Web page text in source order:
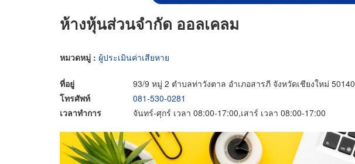
ห้างหุ้นส่วนจำกัด ออลเคลม
หมวดหมู่ : ผู้ประเมินค่าเสียหาย
ที่อยู่
93/9 หมู่ 2 ตำบลท่าวังตาล อำเภอสารภี จังหวัดเชียงใหม่ 50140
โทรศัพท์
081-530-0281
เวลาทำการ
จันทร์-ศุกร์ เวลา 08:00-17:00,เสาร์ เวลา 08:00-17:00